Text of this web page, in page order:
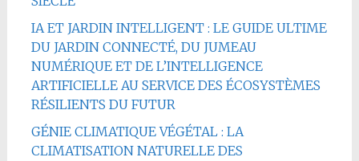
IA ET JARDIN INTELLIGENT : LE GUIDE ULTIME
DU JARDIN CONNECTÉ, DU JUMEAU
NUMÉRIQUE ET DE L’INTELLIGENCE
ARTIFICIELLE AU SERVICE DES ÉCOSYSTÈMES
RÉSILIENTS DU FUTUR
GÉNIE CLIMATIQUE VÉGÉTAL : LA
CLIMATISATION NATURELLE DES